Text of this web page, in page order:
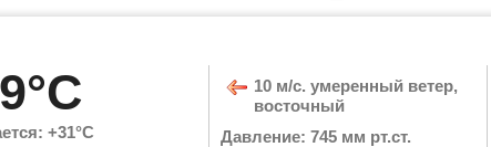
+31°C
10 м/с. умеренный ветер,
восточный
Давление: 745 мм рт.ст.